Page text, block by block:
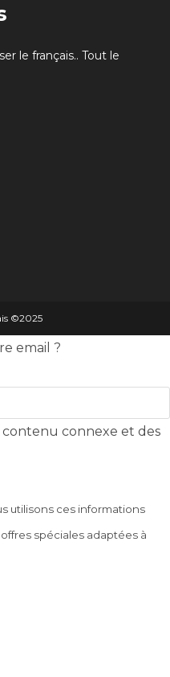
le français.. Tout le
©️2025
email ?
contenu connexe et des
utilisons ces informations
spéciales adaptées à